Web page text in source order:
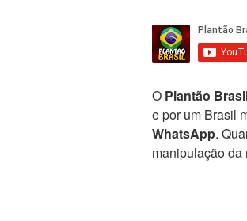
O Plantão
e por um Brasil
WhatsApp.
manipulação da